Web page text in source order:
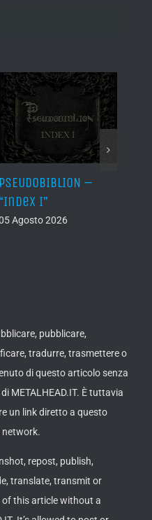
PSEUDOBIBLION –
“Index I”
Agosto 2026
pubblicare,
tradurre, trasmettere o
di questo articolo senza
METALHEAD.IT. È tuttavia
un link diretto a questo
network.
repost, publish,
translate, transmit or
this article without a